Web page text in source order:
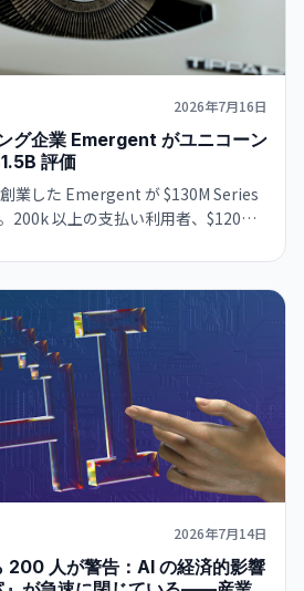
2026年7月16日
グ企業 Emergent がユニコーン
評価
業した Emergent が $130M Series
200k 以上の支払い利用者、$120M
ティング統合プラットフォームが
2026年7月14日
200 人が警告：AI の経済的影響